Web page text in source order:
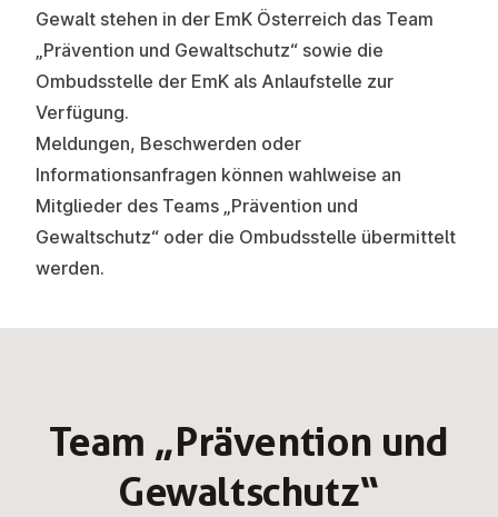
Gewalt stehen in der EmK Österreich das Team
„Prävention und Gewaltschutz“ sowie die
Ombudsstelle der EmK als Anlaufstelle zur
Verfügung.
Meldungen, Beschwerden oder
Informationsanfragen können wahlweise an
Mitglieder des Teams „Prävention und
Gewaltschutz“ oder die Ombudsstelle übermittelt
werden.
Team „Prä­ven­ti­on und
Ge­walt­schutz“